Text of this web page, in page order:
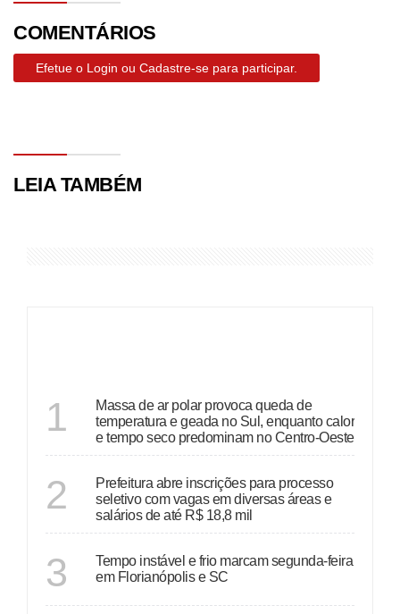
COMENTÁRIOS
Efetue o Login ou Cadastre-se para participar.
LEIA TAMBÉM
1
Massa de ar polar provoca queda de
temperatura e geada no Sul, enquanto calor
e tempo seco predominam no Centro-Oeste
2
Prefeitura abre inscrições para processo
seletivo com vagas em diversas áreas e
salários de até R$ 18,8 mil
3
Tempo instável e frio marcam segunda-feira
em Florianópolis e SC